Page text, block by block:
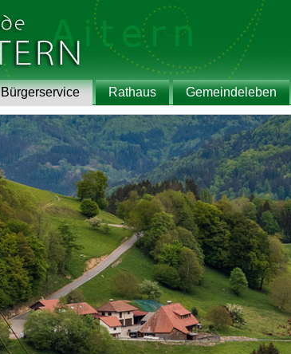
Bürgerservice Rathaus Gemeindeleben